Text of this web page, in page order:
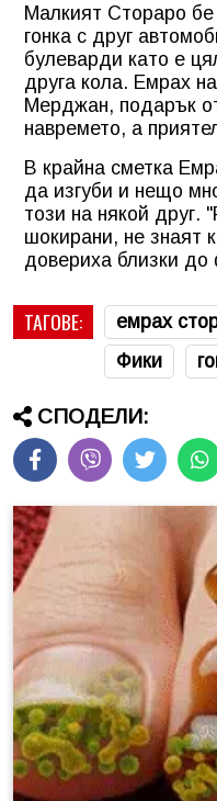
Малкият Стораро бе
гонка с друг
булеварди като е
друга кола. Емрах
Мерджан, подарък
навремето, а
В крайна сметка
да изгуби и нещо
този на някой друг.
шокирани, не знаят
довериха близки
ТАГОВЕ: емрах
Фики
СПОДЕЛИ: